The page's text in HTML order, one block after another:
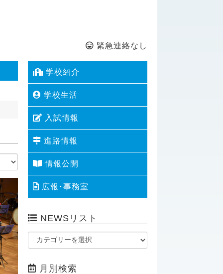
緊急連絡なし
学校紹介
学校生活
入試情報
進路情報
情報公開
広報･事務室
NEWSリスト
月別検索